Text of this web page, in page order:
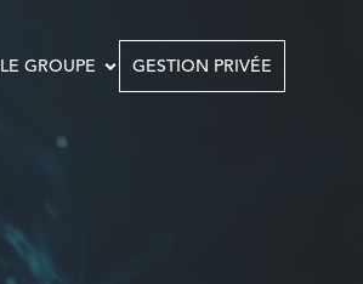
LE GROUPE GESTION PRIVÉE